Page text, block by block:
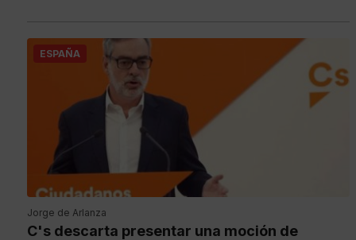
ESPAÑA
Jorge de Arlanza
C's descarta presentar una moción de